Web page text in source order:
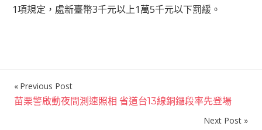
1項規定，處新臺幣3千元以上1萬5千元以下罰緩。
文
章
Previous Post
苗栗警啟動夜間測速照相 省道台13線銅鑼段率先登場
Next Post